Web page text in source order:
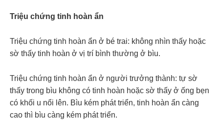
Triệu chứng tinh hoàn ẩn
Triệu chứng tinh hoàn ẩn ở bé trai: không nhìn thấy hoặc
sờ thấy tinh hoàn ở vị trí bình thường ở bìu.
Triệu chứng tinh hoàn ẩn ở người trưởng thành: tự sờ
thấy trong bìu không có tinh hoàn hoặc sờ thấy ở ống bẹn
có khối u nổi lên. Bìu kém phát triển, tinh hoàn ẩn càng
cao thì bìu càng kém phát triển.